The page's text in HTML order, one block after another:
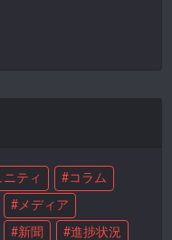
ニティ コラム
メディア
新聞 進捗状況